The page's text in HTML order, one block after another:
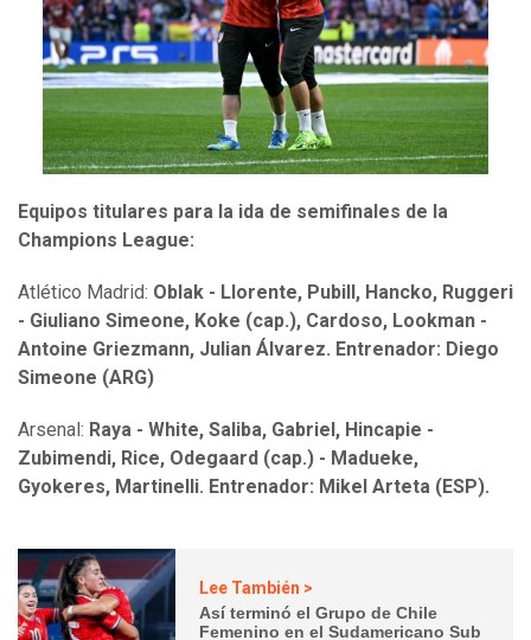
Equipos titulares para la ida de semifinales de la
Champions League:
Atlético Madrid: Oblak - Llorente, Pubill, Hancko, Ruggeri
- Giuliano Simeone, Koke (cap.), Cardoso, Lookman -
Antoine Griezmann, Julian Álvarez. Entrenador: Diego
Simeone (ARG)
Arsenal: Raya - White, Saliba, Gabriel, Hincapie -
Zubimendi, Rice, Odegaard (cap.) - Madueke,
Gyokeres, Martinelli. Entrenador: Mikel Arteta (ESP).
Lee También >
Así terminó el Grupo de Chile
Femenino en el Sudamericano Sub